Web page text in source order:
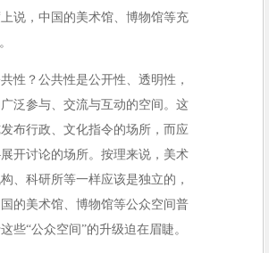
说，中国的美术馆、博物馆等充
性？公共性是公开性、透明性，
泛参与、交流与互动的空间。这
布行政、文化指令的场所，而应
开讨论的场所。按理来说，美术
、科研所等一样应该是独立的，
的美术馆、博物馆等公众空间普
些“公众空间”的升级迫在眉睫。